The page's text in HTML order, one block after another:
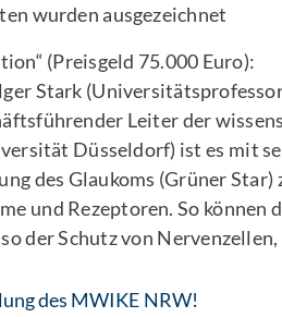
wurden ausgezeichnet
(Preisgeld 75.000 Euro):
Stark
Leiter der
Düsseldorf) ist es mit
des Glaukoms (Grüner
und Rezeptoren. So können
der Schutz von
des MWIKE NRW!